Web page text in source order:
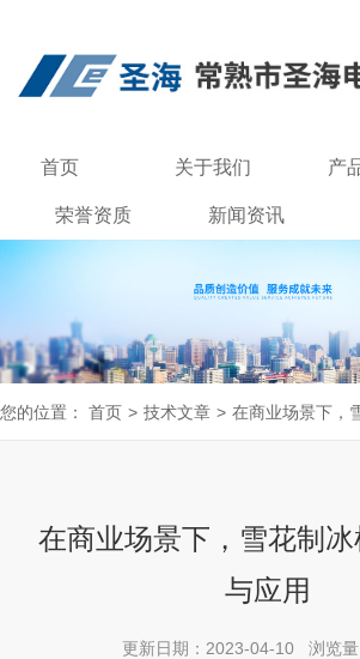
首页 关于我们 产
荣誉资质 新闻资讯
您的位置： 首页 > 技术文章 > 在商业场景下，雪
在商业场景下，雪花制
与应用
更新日期：2023-04-10 浏览